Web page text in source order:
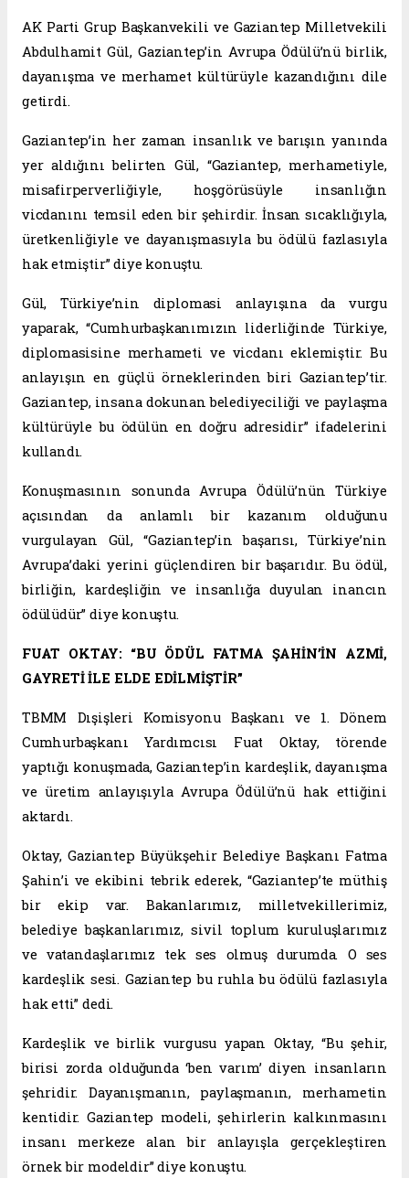
AK Parti Grup Başkanvekili ve Gaziantep Milletvekili
Abdulhamit Gül, Gaziantep’in Avrupa Ödülü’nü birlik,
dayanışma ve merhamet kültürüyle kazandığını dile
getirdi.
Gaziantep’in her zaman insanlık ve barışın yanında
yer aldığını belirten Gül, “Gaziantep, merhametiyle,
misafirperverliğiyle, hoşgörüsüyle insanlığın
vicdanını temsil eden bir şehirdir. İnsan sıcaklığıyla,
üretkenliğiyle ve dayanışmasıyla bu ödülü fazlasıyla
hak etmiştir” diye konuştu.
Gül, Türkiye’nin diplomasi anlayışına da vurgu
yaparak, “Cumhurbaşkanımızın liderliğinde Türkiye,
diplomasisine merhameti ve vicdanı eklemiştir. Bu
anlayışın en güçlü örneklerinden biri Gaziantep’tir.
Gaziantep, insana dokunan belediyeciliği ve paylaşma
kültürüyle bu ödülün en doğru adresidir” ifadelerini
kullandı.
Konuşmasının sonunda Avrupa Ödülü’nün Türkiye
açısından da anlamlı bir kazanım olduğunu
vurgulayan Gül, “Gaziantep’in başarısı, Türkiye’nin
Avrupa’daki yerini güçlendiren bir başarıdır. Bu ödül,
birliğin, kardeşliğin ve insanlığa duyulan inancın
ödülüdür” diye konuştu.
FUAT OKTAY: “BU ÖDÜL FATMA ŞAHİN’İN AZMİ,
GAYRETİ İLE ELDE EDİLMİŞTİR”
TBMM Dışişleri Komisyonu Başkanı ve 1. Dönem
Cumhurbaşkanı Yardımcısı Fuat Oktay, törende
yaptığı konuşmada, Gaziantep’in kardeşlik, dayanışma
ve üretim anlayışıyla Avrupa Ödülü’nü hak ettiğini
aktardı.
Oktay, Gaziantep Büyükşehir Belediye Başkanı Fatma
Şahin’i ve ekibini tebrik ederek, “Gaziantep’te müthiş
bir ekip var. Bakanlarımız, milletvekillerimiz,
belediye başkanlarımız, sivil toplum kuruluşlarımız
ve vatandaşlarımız tek ses olmuş durumda. O ses
kardeşlik sesi. Gaziantep bu ruhla bu ödülü fazlasıyla
hak etti” dedi.
Kardeşlik ve birlik vurgusu yapan Oktay, “Bu şehir,
birisi zorda olduğunda ‘ben varım’ diyen insanların
şehridir. Dayanışmanın, paylaşmanın, merhametin
kentidir. Gaziantep modeli, şehirlerin kalkınmasını
insanı merkeze alan bir anlayışla gerçekleştiren
örnek bir modeldir” diye konuştu.